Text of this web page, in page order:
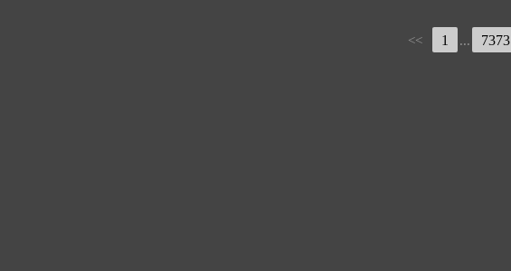
<< 1 ... 7373